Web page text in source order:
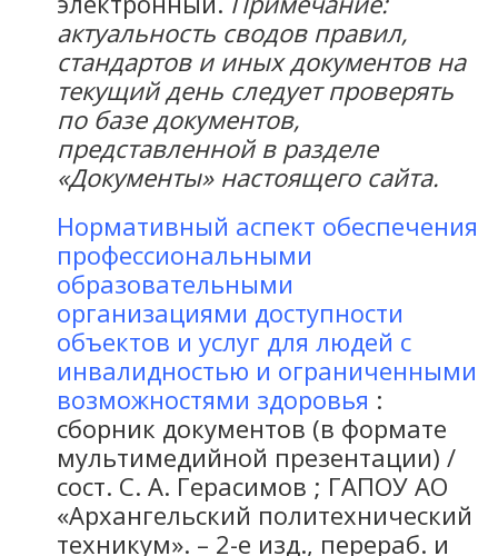
актуальность сводов правил,
стандартов и иных документов на
текущий день следует проверять
по базе документов,
представленной в разделе
«Документы» настоящего сайта.
Нормативный аспект обеспечения
профессиональными
образовательными
организациями доступности
объектов и услуг для людей с
инвалидностью и ограниченными
возможностями здоровья :
сборник документов (в формате
мультимедийной презентации) /
сост. С. А. Герасимов ; ГАПОУ АО
«Архангельский политехнический
техникум». – 2-е изд., перераб. и